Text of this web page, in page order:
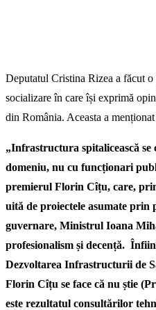
Deputatul Cristina Rizea a făcut
socializare în care își exprimă
din România. Aceasta a
„Infrastructura spitalicească se
domeniu, nu cu funcționari
premierul Florin Cîțu, care,
uită de proiectele asumate prin
guvernare, Ministrul Ioana
profesionalism și decență.
Dezvoltarea Infrastructurii de
Florin Cîțu se face că nu știe
este rezultatul consultărilor